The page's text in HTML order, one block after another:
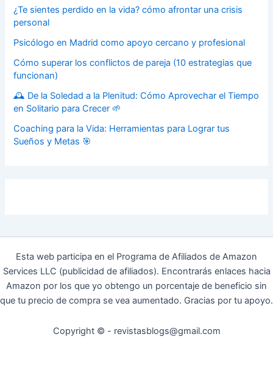
¿Te sientes perdido en la vida? cómo afrontar una crisis
personal
Psicólogo en Madrid como apoyo cercano y profesional
Cómo superar los conflictos de pareja (10 estrategias que
funcionan)
🕰️ De la Soledad a la Plenitud: Cómo Aprovechar el Tiempo
en Solitario para Crecer 🌱
Coaching para la Vida: Herramientas para Lograr tus
Sueños y Metas 🎯
Esta web participa en el Programa de Afiliados de Amazon
Services LLC (publicidad de afiliados). Encontrarás enlaces hacia
Amazon por los que yo obtengo un porcentaje de beneficio sin
que tu precio de compra se vea aumentado. Gracias por tu apoyo.
Copyright © - revistasblogs@gmail.com